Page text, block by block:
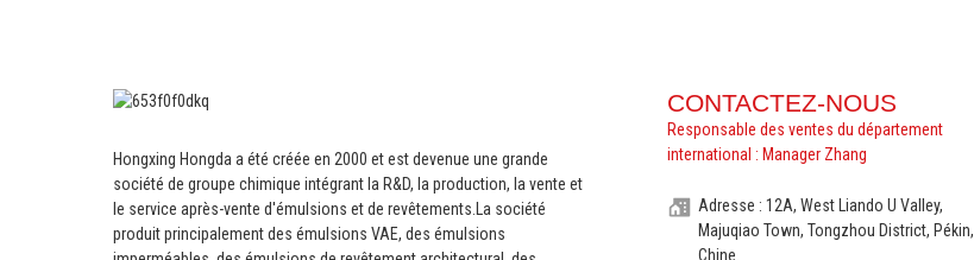
Hongxing Hongda a été créée en 2000 et est devenue une grande
société de groupe chimique intégrant la R&D, la production, la vente et
le service après-vente d'émulsions et de revêtements.
La société
produit principalement des émulsions VAE, des émulsions
CONTACTEZ-NOUS
Responsable des ventes du département
international : Manager Zhang
Adresse : 12A, West Liando U Valley,
Majuqiao Town, Tongzhou District, Pékin,
Chine.